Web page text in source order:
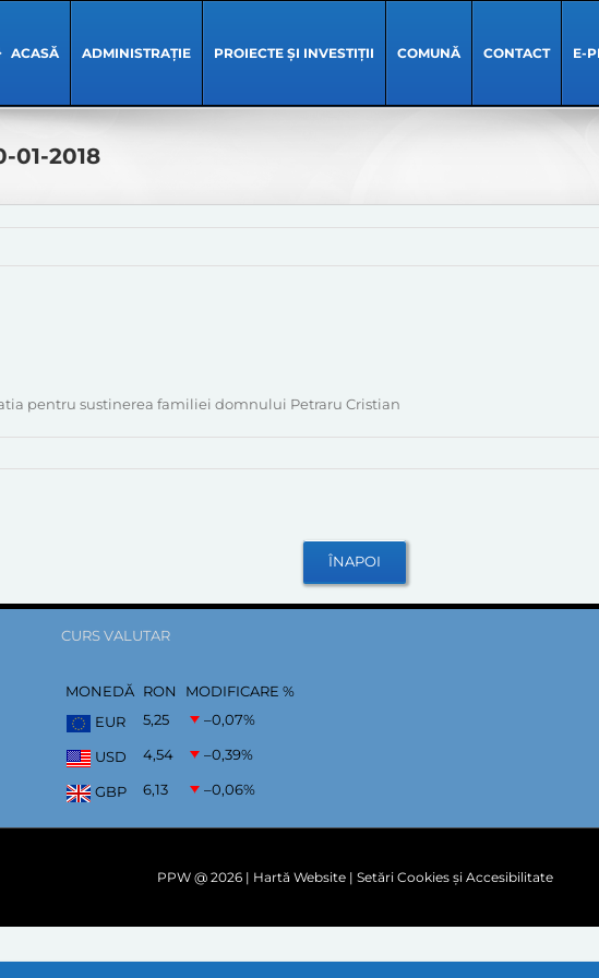
ACASĂ ADMINISTRAȚIE PROIECTE ȘI INVESTIȚII COMUNĂ CONTACT E-
01-2018
pentru sustinerea familiei domnului Petraru Cristian
CURS VALUTAR
MONEDĂ RON
MODIFICARE %
EUR
5,25 –0,07%
USD 4,54 –0,39%
GBP 6,13 –0,06%
PPW @ 2026 | Hartă Website| Setări Cookies și Accesibilitate